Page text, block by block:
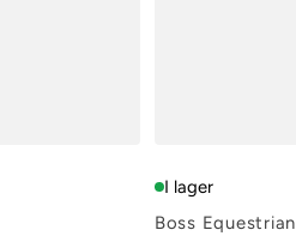
I lager
Boss Equestrian